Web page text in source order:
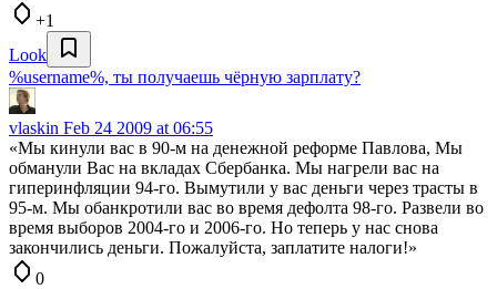
+1
Look
%username%, ты получаешь чёрную зарплату?
vlaskin Feb 24 2009 at 06:55
«Мы кинули вас в 90-м на денежной реформе Павлова, Мы
обманули Вас на вкладах Сбербанка. Мы нагрели вас на
гиперинфляции 94-го. Вымутили у вас деньги через трасты в
95-м. Мы обанкротили вас во время дефолта 98-го. Развели во
время выборов 2004-го и 2006-го. Но теперь у нас снова
закончились деньги. Пожалуйста, заплатите налоги!»
0